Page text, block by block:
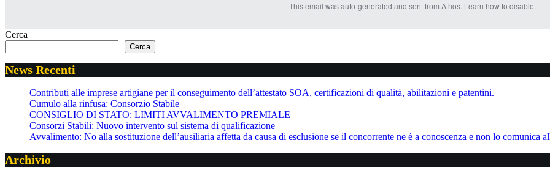
This email was auto-generated and sent from Athos. Learn how to disable.
Cerca
Cerca
News Recenti
Contributi alle imprese artigiane per il conseguimento dell’attestato SOA, certificazioni di qualità, abilitazioni e patentini.
Cumulo alla rinfusa: Consorzio Stabile
CONSIGLIO DI STATO: LIMITI AVVALIMENTO PREMIALE
Consorzi Stabili: Nuovo intervento sul sistema di qualificazione
Avvalimento: No alla sostituzione dell’ausiliaria affetta da causa di esclusione se il concorrente ne è a conoscenza e non lo comunica
Archivio